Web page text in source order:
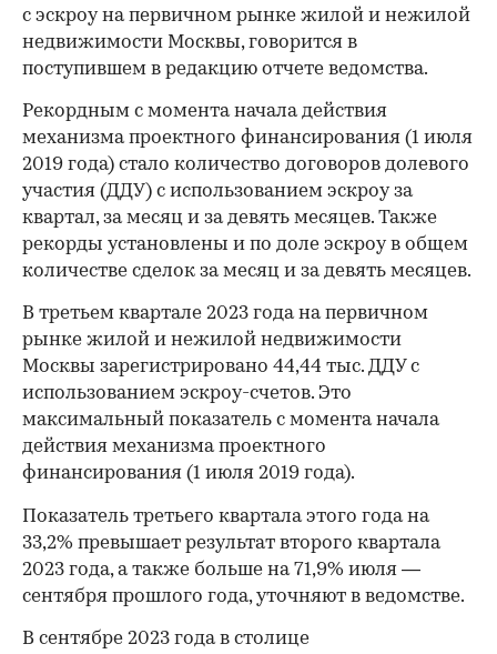
с эскроу на первичном рынке жилой и нежилой
недвижимости Москвы, говорится в
поступившем в редакцию отчете ведомства.
Рекордным с момента начала действия
механизма проектного финансирования (1 июля
2019 года) стало количество договоров долевого
участия (ДДУ) с использованием эскроу за
квартал, за месяц и за девять месяцев. Также
рекорды установлены и по доле эскроу в общем
количестве сделок за месяц и за девять месяцев.
В третьем квартале 2023 года на первичном
рынке жилой и нежилой недвижимости
Москвы зарегистрировано 44,44 тыс. ДДУ с
использованием эскроу-счетов. Это
максимальный показатель с момента начала
действия механизма проектного
финансирования (1 июля 2019 года).
Показатель третьего квартала этого года на
33,2% превышает результат второго квартала
2023 года, а также больше на 71,9% июля —
сентября прошлого года, уточняют в ведомстве.
В сентябре 2023 года в столице